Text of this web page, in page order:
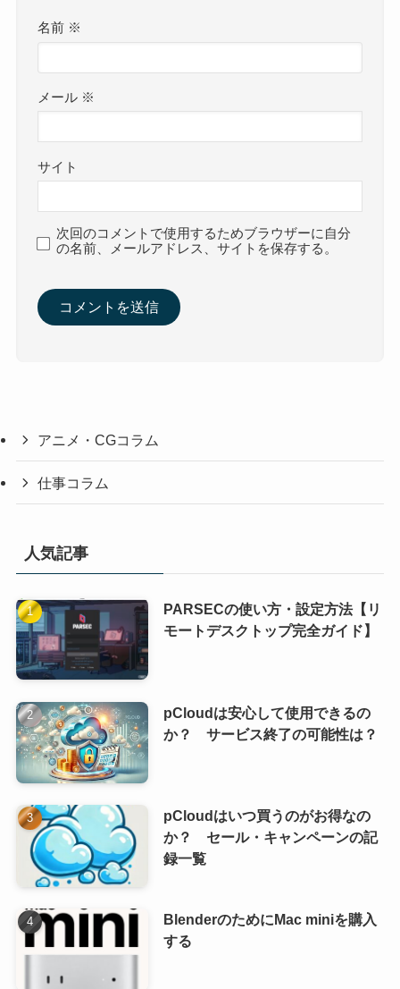
名前 ※
メール ※
サイト
次回のコメントで使用するためブラウザーに自分
の名前、メールアドレス、サイトを保存する。
アニメ・CGコラム
仕事コラム
人気記事
PARSECの使い方・設定方法【リ
モートデスクトップ完全ガイド】
pCloudは安心して使用できるの
か？ サービス終了の可能性は？
pCloudはいつ買うのがお得なの
か？ セール・キャンペーンの記
録一覧
BlenderのためにMac miniを購入
する